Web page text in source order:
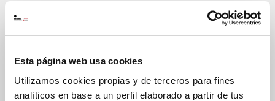
Esta página web usa cookies
Utilizamos cookies propias y de terceros para fines
analíticos en base a un perfil elaborado a partir de tus